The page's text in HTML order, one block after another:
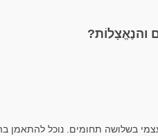
והנֶאֱצָלוֹת?
עצמי בשלושה תחומים. נוכל